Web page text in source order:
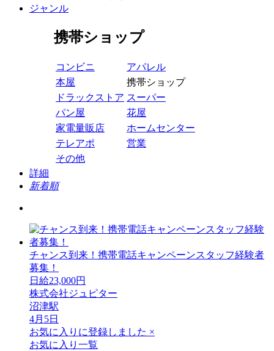
ジャンル
携帯ショップ
コンビニ
アパレル
本屋
携帯ショップ
ドラックストア スーパー
パン屋
花屋
家電量販店
ホームセンター
テレアポ
営業
その他
詳細
新着順
チャンス到来！携帯電話キャンペーンスタッフ経験者
募集！
日給23,000円
株式会社ジュピター
沼津駅
4月5日
お気に入りに登録しました ×
お気に入り一覧